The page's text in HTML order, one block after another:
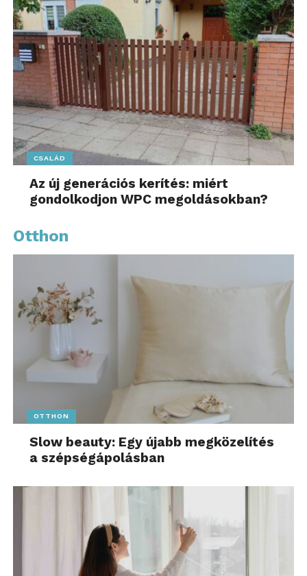
CSALÁD
Az új generációs kerítés: miért
gondolkodjon WPC megoldásokban?
Otthon
OTTHON
Slow beauty: Egy újabb megközelítés
a szépségápolásban